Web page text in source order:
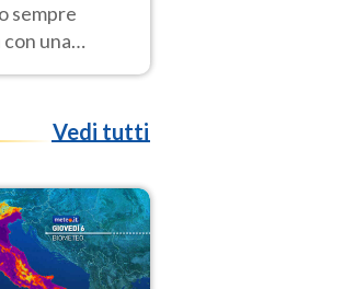
sempre
una
tra il 7
Vedi tutti